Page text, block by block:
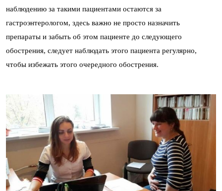
наблюдению за такими пациентами остаются за
гастроэнтерологом, здесь важно не просто назначить
препараты и забыть об этом пациенте до следующего
обострения, следует наблюдать этого пациента регулярно,
чтобы избежать этого очередного обострения.